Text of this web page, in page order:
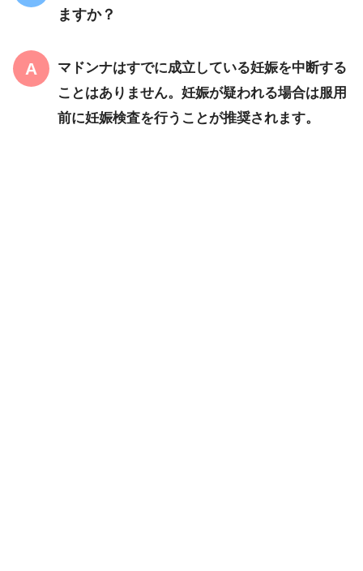
ますか？
マドンナはすでに成立している妊娠を中断する
ことはありません。妊娠が疑われる場合は服用
前に妊娠検査を行うことが推奨されます。